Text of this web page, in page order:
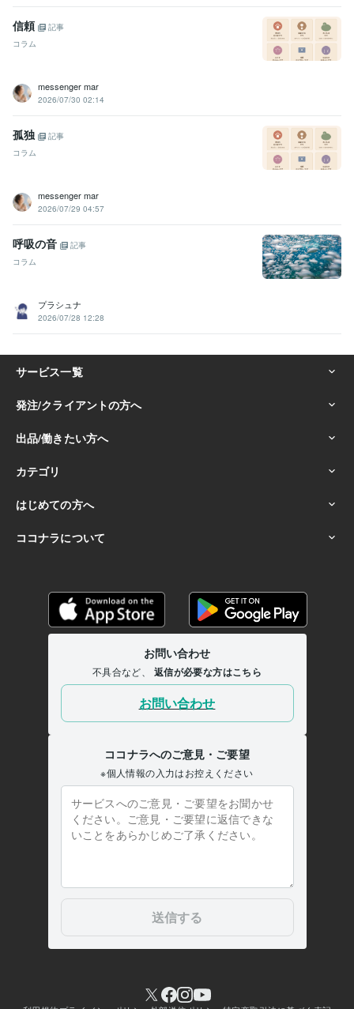
信頼
記事
コラム
messenger mar
2026/07/30 02:14
孤独
記事
コラム
messenger mar
2026/07/29 04:57
呼吸の音
記事
コラム
プラシュナ
2026/07/28 12:28